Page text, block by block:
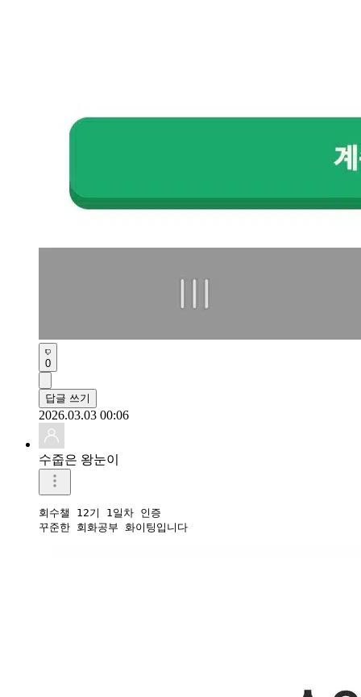
0
답글 쓰기
2026.03.03 00:06
수줍은 왕눈이
회수챌 12기 1일차 인증
꾸준한 회화공부 화이팅입니다